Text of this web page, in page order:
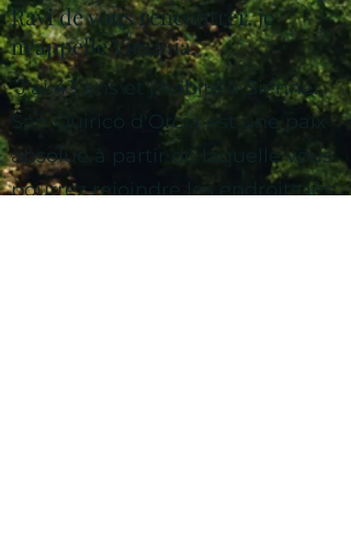
Ravi de vous rencontrer, je
m'appelle Virginia,
J'ai 43 ans et j'habite à Sienne.
San Quirico d'Orcia est une paix
absolue à partir de laquelle vous
pourrez rejoindre les endroits les